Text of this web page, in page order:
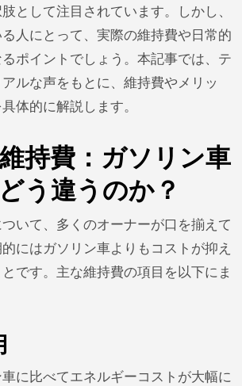
として注目されています。しかし、
人にとって、実際の維持費や日常的
ポイントでしょう。本記事では、テ
ルな声をもとに、維持費やメリッ
体的に解説します。
持費：ガソリン車
う違うのか？
いて、多くのオーナーが口を揃えて
にはガソリン車よりもコストが抑え
です。主な維持費の項目を以下にま
に比べてエネルギーコストが大幅に